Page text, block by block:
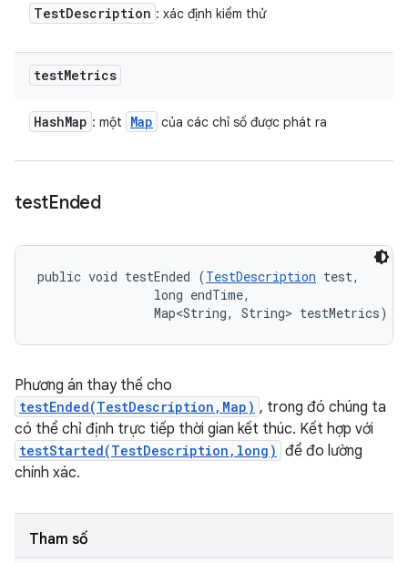
TestDescription : xác định kiểm thử
testMetrics
HashMap : một Map của các chỉ số được phát ra
testEnded
public void testEnded (TestDescription test,
                long endTime,
                Map<String, String> testMetrics)
Phương án thay thế cho
testEnded(TestDescription,Map) , trong đó chúng ta
có thể chỉ định trực tiếp thời gian kết thúc. Kết hợp với
testStarted(TestDescription,long) để đo lường
chính xác.
Tham số